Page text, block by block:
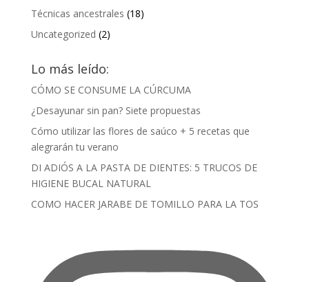
Técnicas ancestrales (18)
Uncategorized (2)
Lo más leído:
CÓMO SE CONSUME LA CÚRCUMA
¿Desayunar sin pan? Siete propuestas
Cómo utilizar las flores de saúco + 5 recetas que
alegrarán tu verano
DI ADIÓS A LA PASTA DE DIENTES: 5 TRUCOS DE
HIGIENE BUCAL NATURAL
COMO HACER JARABE DE TOMILLO PARA LA TOS